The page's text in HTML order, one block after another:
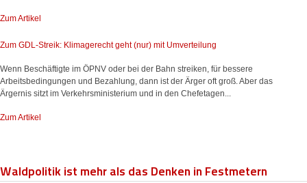
Zum Artikel
Zum GDL-Streik: Klimagerecht geht (nur) mit Umverteilung
Wenn Beschäftigte im ÖPNV oder bei der Bahn streiken, für bessere
Arbeitsbedingungen und Bezahlung, dann ist der Ärger oft groß. Aber das
Ärgernis sitzt im Verkehrsministerium und in den Chefetagen...
Zum Artikel
Waldpolitik ist mehr als das Denken in Festmetern